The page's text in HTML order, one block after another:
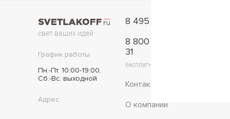
свет ваших идей
График работы
Пн.-Пт. 10:00-19:00,
Сб.-Вс. выходной
Адрес
8 495 777-11-33
8 800 775-42-
31
бесплатно по России
Контакты
О компании